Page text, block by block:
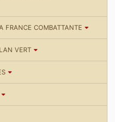
FRANCE COMBATTANTE
VERT